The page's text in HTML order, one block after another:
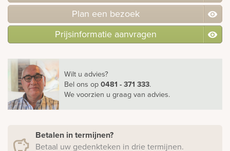
Plan een bezoek
Prijsinformatie aanvragen
Wilt u advies?
Bel ons op0481 - 371 333.
We voorzien u graag van advies.
Betalen in termijnen?
Betaal uw gedenkteken in drie termijnen.